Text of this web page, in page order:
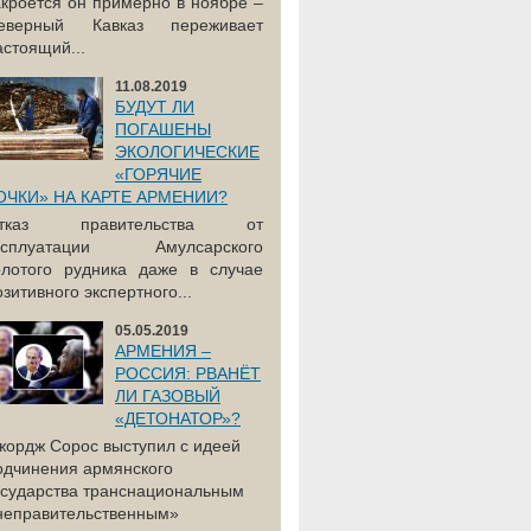
Кавказ переживает
11.08.2019
БУДУТ ЛИ
ПОГАШЕНЫ
ЭКОЛОГИЧЕСКИЕ
«ГОРЯЧИЕ
НА КАРТЕ АРМЕНИИ?
правительства от
Амулсарского
рудника даже в случае
экспертного...
05.05.2019
АРМЕНИЯ –
РОССИЯ: РВАНЁТ
ЛИ ГАЗОВЫЙ
«ДЕТОНАТОР»?
Сорос выступил с идеей
армянского
транснациональным